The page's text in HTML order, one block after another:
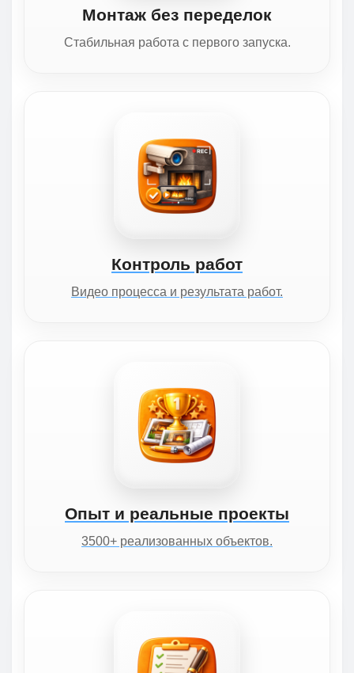
Монтаж без переделок
Стабильная работа с первого запуска.
Контроль работ
Видео процесса и результата работ.
Опыт и реальные проекты
3500+ реализованных объектов.